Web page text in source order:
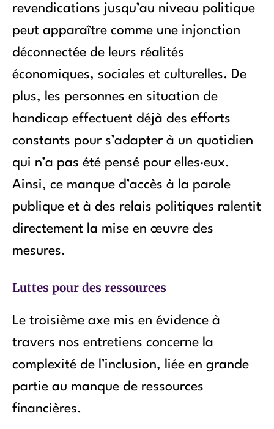
revendications jusqu’au niveau politique
peut apparaître comme une injonction
déconnectée de leurs réalités
économiques, sociales et culturelles. De
plus, les personnes en situation de
handicap effectuent déjà des efforts
constants pour s’adapter à un quotidien
qui n’a pas été pensé pour elles·eux.
Ainsi, ce manque d’accès à la parole
publique et à des relais politiques ralentit
directement la mise en œuvre des
mesures.
Luttes pour des ressources
Le troisième axe mis en évidence à
travers nos entretiens concerne la
complexité de l’inclusion, liée en grande
partie au manque de ressources
financières.